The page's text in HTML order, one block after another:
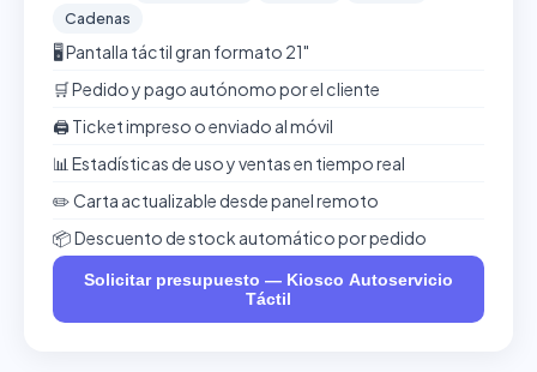
Cadenas
🖥️ Pantalla táctil gran formato 21"
🛒 Pedido y pago autónomo por el cliente
🖨️ Ticket impreso o enviado al móvil
📊 Estadísticas de uso y ventas en tiempo real
✏️ Carta actualizable desde panel remoto
📦 Descuento de stock automático por pedido
Solicitar presupuesto — Kiosco Autoservicio
Táctil